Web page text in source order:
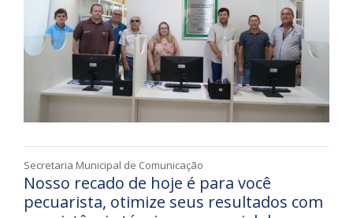
Secretaria Municipal de Comunicação
Nosso recado de hoje é para você
pecuarista, otimize seus resultados com